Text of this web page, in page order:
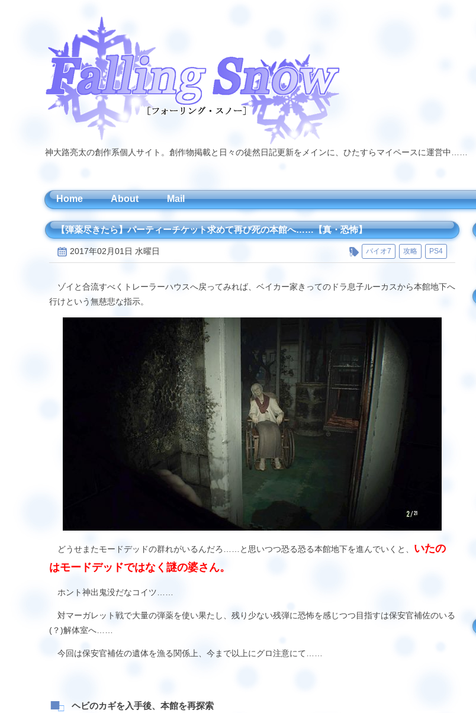
神大路亮太の創作系個人サイト。創作物掲載と日々の徒然日記更新をメインに、ひたすらマイペースに運営中……
Home About Mail
【弾薬尽きたら】パーティーチケット求めて再び死の本館へ……【真・恐怖】
2017年02月01日 水曜日 バイオ7 攻略 PS4
ゾイと合流すべくトレーラーハウスへ戻ってみれば、ベイカー家きってのドラ息子ルーカスから本館地下へ
行けという無慈悲な指示。
どうせまたモードデッドの群れがいるんだろ……と思いつつ恐る恐る本館地下を進んでいくと、 いたの
はモードデッドではなく謎の婆さん。
ホント神出鬼没だなコイツ……
対マーガレット戦で大量の弾薬を使い果たし、残り少ない残弾に恐怖を感じつつ目指すは保安官補佐のいる
(？)解体室へ……
今回は保安官補佐の遺体を漁る関係上、今まで以上にグロ注意にて……
ヘビのカギを入手後、本館を再探索